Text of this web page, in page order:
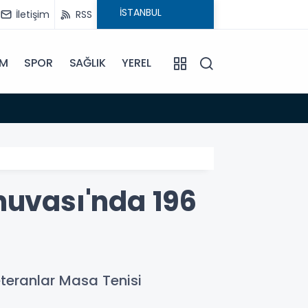
İletişim RSS
SPOR SAĞLIK YEREL
196
Masa Tenisi